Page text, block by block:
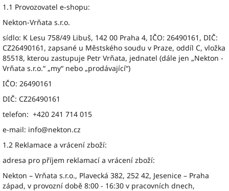
1.1 Provozovatel e-shopu:
Nekton-Vrňata s.r.o.
sídlo: K Lesu 758/49 Libuš, 142 00 Praha 4, IČO: 26490161, DIČ:
CZ26490161, zapsané u Městského soudu v Praze, oddíl C, vložka
85518, kterou zastupuje Petr Vrňata, jednatel (dále jen „Nekton -
Vrňata s.r.o.“ „my“ nebo „prodávající“)
IČO: 26490161
DIČ: CZ26490161
telefon: +420 241 714 015
e-mail: info@nekton.cz
1.2 Reklamace a vrácení zboží:
adresa pro příjem reklamací a vrácení zboží:
Nekton – Vrňata s.r.o., Plavecká 382, 252 42, Jesenice – Praha
západ, v provozní době 8:00 - 16:30 v pracovních dnech,